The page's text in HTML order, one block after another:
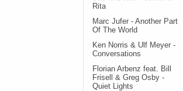
Rita
Marc Jufer - Another Part
Of The World
Ken Norris & Ulf Meyer -
Conversations
Florian Arbenz feat. Bill
Frisell & Greg Osby -
Quiet Lights